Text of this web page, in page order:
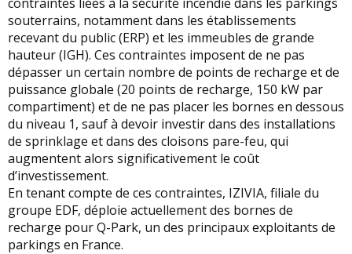
souterrains, notamment dans les établissements
recevant du public (ERP) et les immeubles de grande
hauteur (IGH). Ces contraintes imposent de ne pas
dépasser un certain nombre de points de recharge et de
puissance globale (20 points de recharge, 150 kW par
compartiment) et de ne pas placer les bornes en dessous
du niveau 1, sauf à devoir investir dans des installations
de sprinklage et dans des cloisons pare-feu, qui
augmentent alors significativement le coût
d’investissement.
En tenant compte de ces contraintes, IZIVIA, filiale du
groupe EDF, déploie actuellement des bornes de
recharge pour Q-Park, un des principaux exploitants de
parkings en France.